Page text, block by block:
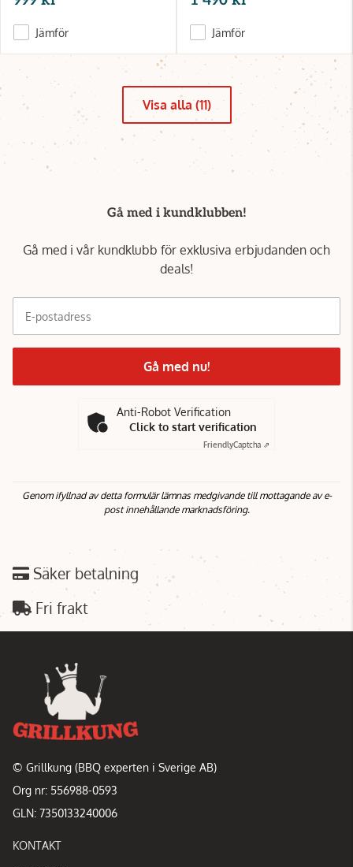
Jämför Jämför
Visa alla (11)
Gå med i kundklubben!
Gå med i vår kundklubb för exklusiva erbjudanden och
deals!
E-postadress
Gå med nu!
Anti-Robot Verification
Click to start verification
FriendlyCaptcha ⇗
Genom ifyllnad av detta formulär lämnas medgivande till mottagande av e-
post innehållande marknadsföring.
Säker betalning
Fri frakt
© Grillkung (BBQ experten i Sverige AB)
Org nr: 556988-0593
GLN: 7350133240006
KONTAKT